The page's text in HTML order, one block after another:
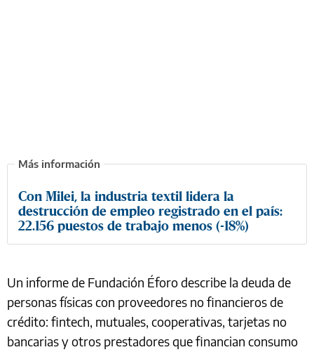
Con Milei, la industria textil lidera la
destrucción de empleo registrado en el país:
22.156 puestos de trabajo menos (-18%)
Un informe de Fundación Éforo describe la deuda de
personas físicas con proveedores no financieros de
crédito: fintech, mutuales, cooperativas, tarjetas no
bancarias y otros prestadores que financian consumo